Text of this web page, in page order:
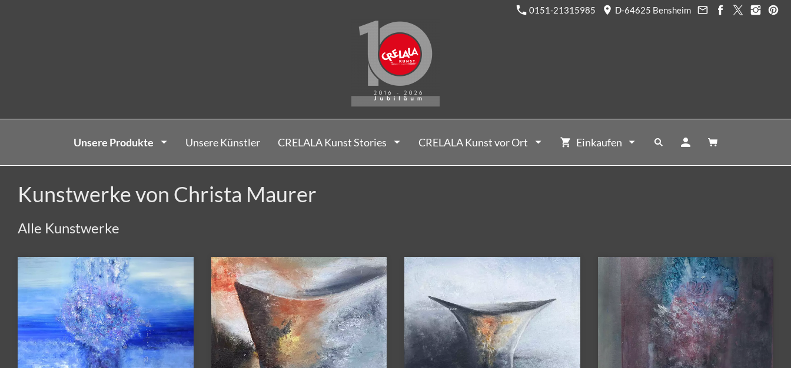
0151-21315985 D-64625 Bensheim
Unsere Produkte Unsere Künstler CRELALA Kunst Stories CRELALA Kunst vor Ort Einkaufen
Kunstwerke von Christa Maurer
Alle Kunstwerke